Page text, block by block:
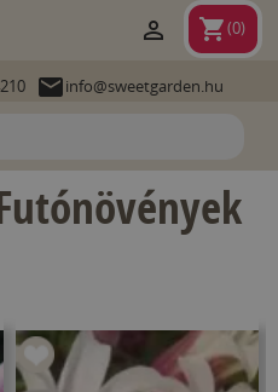
shopping_cart(0)

info@sweetgarden.hu